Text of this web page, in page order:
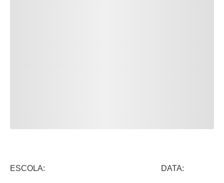
ESCOLA: DATA: